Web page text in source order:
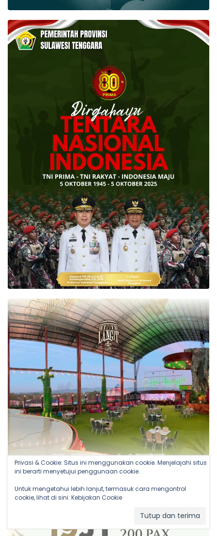
Privasi & Cookie: Situs ini menggunakan cookie. Menjelajahi situs
ini berarti menyetujui penggunaan cookie.
Untuk mengetahui lebih lanjut, termasuk cara mengontrol
cookie, lihat di sini: Kebijakan Cookie